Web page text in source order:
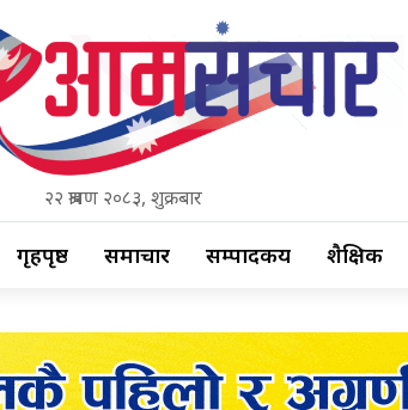
२२ श्रावण २०८३, शुक्रबार
गृहपृष्ठ समाचार सम्पादकीय शैक्षिक